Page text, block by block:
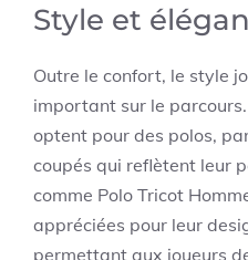
Style et
Outre le confort, le style
important sur le
optent pour des polos,
coupés qui reflètent leur
comme Polo Tricot
appréciées pour leur
permettant aux joueurs